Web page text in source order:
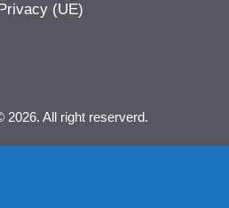
(UE)
2026. All right reserverd.